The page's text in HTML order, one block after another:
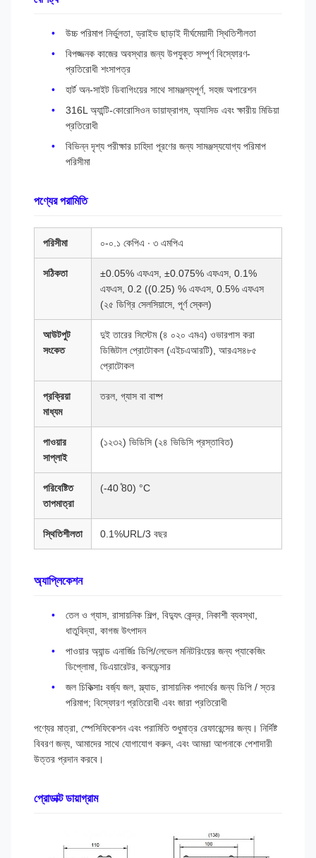
উচ্চ পরিমাপ নির্ভুলতা, ড্রাইভ ছাড়াই দীর্ঘমেয়াদী স্থিতিশীলতা
বিপজ্জনক কাজের অবস্থার জন্য উপযুক্ত সম্পূর্ণ বিস্ফোরণ-
প্রতিরোধী শংসাপত্র
হার্ট অন-সাইট ডিবাগিংয়ের সাথে সামঞ্জস্যপূর্ণ, সহজ অপারেশন
316L অ্যান্টি-কোরোসিওন ডায়াফ্রাগম, অ্যাসিড এবং ক্ষারীয় মিডিয়া
প্রতিরোধী
বিভিন্ন দৃশ্য পরীক্ষার চাহিদা পূরণের জন্য সামঞ্জস্যযোগ্য পরিমাপ
পরিসীমা
পণ্যের পরামিতি
পরিসীমা ০-০.১ কেপিএ ∙ ৩ এমপিএ
সঠিকতা
±0.05% এফএস, ±0.075% এফএস, 0.1%
এফএস, 0.2 ((0.25) % এফএস, 0.5% এফএস
(২৫ ডিগ্রি সেলসিয়াসে, পূর্ণ স্কেল)
আউটপুট
সংকেত
দুই তারের সিস্টেম (৪ ০২০ এমএ) ওভারপাস করা
ডিজিটাল প্রোটোকল (এইচএআরটি), আরএস৪৮৫
প্রোটোকল
প্রক্রিয়া
মাধ্যম
তরল, গ্যাস বা বাষ্প
পাওয়ার
সাপ্লাই
(১২৩২) ভিডিসি (২৪ ভিডিসি প্রস্তাবিত)
পরিবেষ্টিত
তাপমাত্রা
(-40 ̊80) °C
স্থিতিশীলতা 0.1%URL/3 বছর
অ্যাপ্লিকেশন
তেল ও গ্যাস, রাসায়নিক শিল্প, বিদ্যুৎ কেন্দ্র, নিকাশী ব্যবস্থা,
ধাতুবিদ্যা, কাগজ উৎপাদন
পাওয়ার অ্যান্ড এনার্জিঃ ডিপি/লেভেল মনিটরিংয়ের জন্য প্যাকেজিং
ডিপ্লোমা, ডিএয়ারেটর, কনডেন্সার
জল চিকিত্সাঃ বর্জ্য জল, স্ল্যাড, রাসায়নিক পদার্থের জন্য ডিপি / স্তর
পরিমাপ; বিস্ফোরণ প্রতিরোধী এবং জারা প্রতিরোধী
পণ্যের মাত্রা, স্পেসিফিকেশন এবং পরামিতি শুধুমাত্র রেফারেন্সের জন্য। নির্দিষ্ট
বিবরণ জন্য, আমাদের সাথে যোগাযোগ করুন, এবং আমরা আপনাকে পেশাদারী
উত্তর প্রদান করবে।
প্রোডাক্ট ডায়াগ্রাম